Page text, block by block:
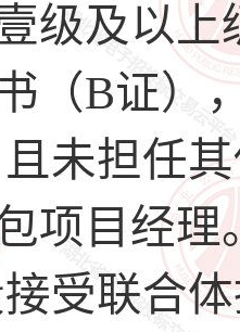
级及以
（B证）
未担任
项目经理
受联合